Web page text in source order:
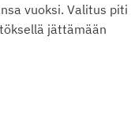
vuoksi. Valitus piti
jättämään